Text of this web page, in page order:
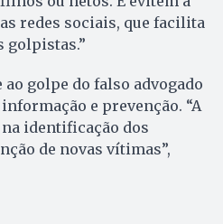
redes sociais, que facilita
golpistas.”
ao golpe do falso advogado
e prevenção. “A
identificação dos
de novas vítimas”,